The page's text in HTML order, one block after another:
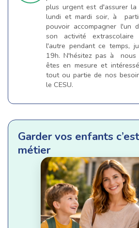
plus urgent est d'assurer
lundi et mardi soir, à
pouvoir accompagner l'un
son activité
l'autre pendant ce temps,
19h. N'hésitez pas à nous
êtes en mesure et
tout ou partie de nos
le CESU.
Garder vos enfants
métier